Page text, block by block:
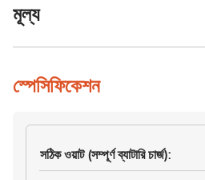
মূল্য
স্পেসিফিকেশন
সঠিক ওয়াট (সম্পূর্ণ ব্যাটারি চার্জ):